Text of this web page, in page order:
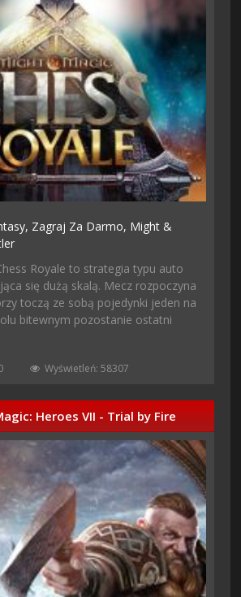
Zagraj Za Darmo, Might &
Royale to strategia typu auto
się dużą skalą. Mecz rozpoczyna
toczą ze sobą pojedynki jeden na
bitewnym pozostanie ostatni
Wyświetleń: 58307
Heroes VII - Trial by Fire